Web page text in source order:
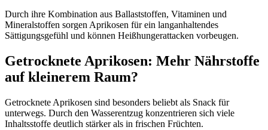
Durch ihre Kombination aus Ballaststoffen, Vitaminen und
Mineralstoffen sorgen Aprikosen für ein langanhaltendes
Sättigungsgefühl und können Heißhungerattacken vorbeugen.
Getrocknete Aprikosen: Mehr Nährstoffe
auf kleinerem Raum?
Getrocknete Aprikosen sind besonders beliebt als Snack für
unterwegs. Durch den Wasserentzug konzentrieren sich viele
Inhaltsstoffe deutlich stärker als in frischen Früchten.